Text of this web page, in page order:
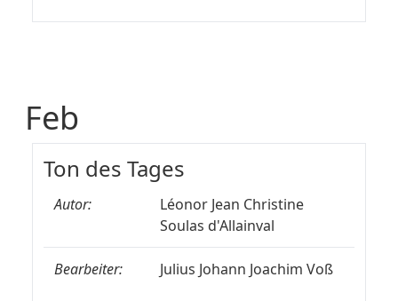
Feb
Ton des Tages
Autor:
Léonor Jean Christine
Soulas d'Allainval
Bearbeiter: Julius Johann Joachim Voß